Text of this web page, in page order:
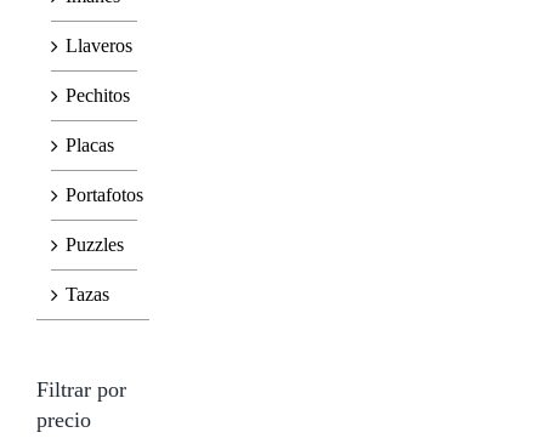
Llaveros
Pechitos
Placas
Portafotos
Puzzles
Tazas
Filtrar por
precio